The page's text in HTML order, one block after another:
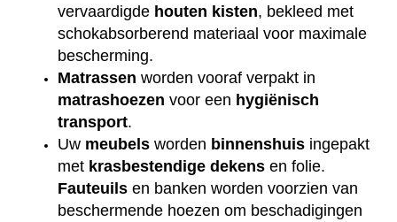
vervaardigde houten kisten, bekleed met
schokabsorberend materiaal voor maximale
bescherming.
Matrassen worden vooraf verpakt in
matrashoezen voor een hygiënisch
transport.
Uw meubels worden binnenshuis ingepakt
met krasbestendige dekens en folie.
Fauteuils en banken worden voorzien van
beschermende hoezen om beschadigingen